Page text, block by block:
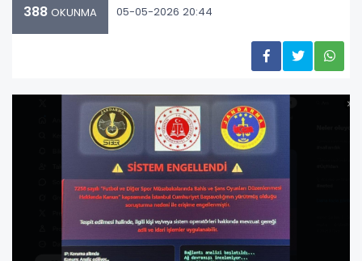
388 OKUNMA 05-05-2026 20:44